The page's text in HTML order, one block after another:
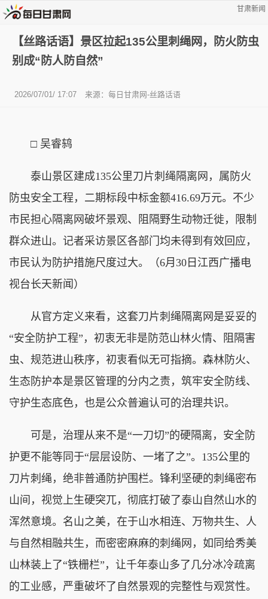
甘肃新闻
【丝路话语】景区拉起135公里刺绳网，防火防虫
别成“防人防自然”
2026/07/01/ 17:07 来源： 每日甘肃网-丝路话语
□ 吴睿鸫
泰山景区建成135公里刀片刺绳隔离网，属防火
防虫安全工程，二期标段中标金额416.69万元。不少
市民担心隔离网破坏景观、阻隔野生动物迁徙，限制
群众进山。记者采访景区各部门均未得到有效回应，
市民认为防护措施尺度过大。（6月30日江西广播电
视台长天新闻）
从官方定义来看，这套刀片刺绳隔离网是妥妥的
“安全防护工程”，初衷无非是防范山林火情、阻隔害
虫、规范进山秩序，初衷看似无可指摘。森林防火、
生态防护本是景区管理的分内之责，筑牢安全防线、
守护生态底色，也是公众普遍认可的治理共识。
可是，治理从来不是“一刀切”的硬隔离，安全防
护更不能等同于“层层设防、一堵了之”。135公里的
刀片刺绳，绝非普通防护围栏。锋利坚硬的刺绳密布
山间，视觉上生硬突兀，彻底打破了泰山自然山水的
浑然意境。名山之美，在于山水相连、万物共生、人
与自然相融共生，而密密麻麻的刺绳网，如同给秀美
山林装上了“铁栅栏”，让千年泰山多了几分冰冷疏离
的工业感，严重破坏了自然景观的完整性与观赏性。